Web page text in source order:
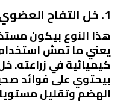
1. خل التفاح العضوي
هذا النوع بيكون
يعني ما تمش
كيميائية في زراعته.
بيحتوي على فوائد
الهضم وتقليل